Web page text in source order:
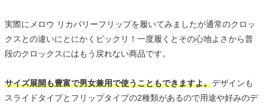
実際にメロウ リカバリーフリップを履いてみましたが通常のクロッ
クスとの違いにとにかくビックリ！一度履くとその心地よさから普
段のクロックスにはもう戻れない商品です。
サイズ展開も豊富で男女兼用で使うこともできますよ。デザインも
スライドタイプとフリップタイプの2種類があるので用途や好みのデ